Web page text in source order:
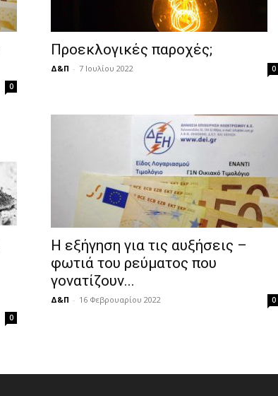
0
Προεκλογικές παροχές;
Δ&Π - 7 Ιουλίου 2022 0
0
Η εξήγηση για τις αυξήσεις –
φωτιά του ρεύματος που
γονατίζουν...
Δ&Π - 16 Φεβρουαρίου 2022 0